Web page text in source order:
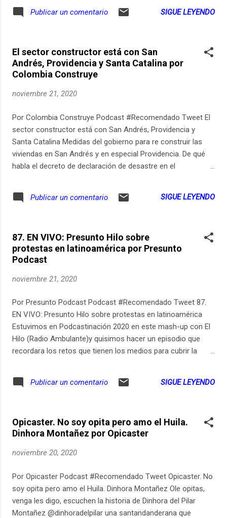
https://ift.tt/34M3b5h -Sígannos en redes como
@shotsdeciencia.
Publicar un comentario SIGUE LEYENDO
El sector constructor está con San
Andrés, Providencia y Santa Catalina por
Colombia Construye
noviembre 21, 2020
Por Colombia Construye Podcast #Recomendado Tweet El
sector constructor está con San Andrés, Providencia y
Santa Catalina Medidas del gobierno para re construir las
viviendas en San Andrés y en especial Providencia. De qué
habla el decreto de declaración de desastre en el
el país. Las energías renovables a nivel Latinoamérica y su
Publicar un comentario SIGUE LEYENDO
87. EN VIVO: Presunto Hilo sobre
protestas en latinoamérica por Presunto
Podcast
noviembre 21, 2020
Por Presunto Podcast Podcast #Recomendado Tweet 87.
EN VIVO: Presunto Hilo sobre protestas en latinoamérica
Estuvimos en Podcastinación 2020 en este mash-up con El
Hilo (Radio Ambulante)y quisimos hacer un episodio que
recordara los retos que tienen los medios para cubrir la
cumplimos un año en Colombia del primer cacerolazo, este
es un homenaje a Dilan Cruz y a todas las víctimas de
Eliezer Budasoff, Santiago Rivas, María Paula Martinez. Pre y
Post: Rodrigo Rodriguez y Maru Lombardo de Loro Podcast.
Gracias a todos los patrons y asistentes a Podcastinación
Publicar un comentario SIGUE LEYENDO
Opicaster. No soy opita pero amo el Huila.
Dinhora Montañez por Opicaster
noviembre 20, 2020
Por Opicaster Podcast #Recomendado Tweet Opicaster. No
soy opita pero amo el Huila. Dinhora Montañez Ole opitas,
venga les digo, escuchen la historia de Dinhora del Pilar
Montañez @dinhoradelpilar una santandanderana que